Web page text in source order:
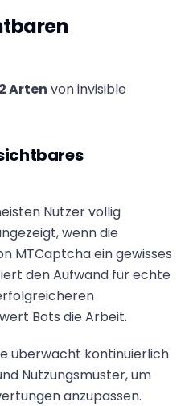
2 Arten von invisible
Nutzer völlig
wenn die
MTCaptcha ein gewisses
den Aufwand für echte
Bots die Arbeit.
überwacht kontinuierlich
Nutzungsmuster, um
anzupassen.